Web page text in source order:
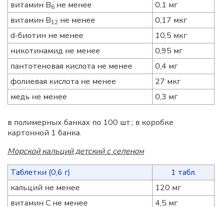
витамин B6не менее
0,1 мг
витамин B12 не менее
0,17 мкг
d-биотин не менее
10,5 мкг
никотинамид не менее
0,95 мг
пантотеновая кислота не менее
0,4 мг
фолиевая кислота не менее
27 мкг
медь не менее
0,3 мг
в полимерных банках по 100 шт.; в коробке
картонной 1 банка.
Морской кальций детский с селеном
Таблетки (0,6 г)
1 табл.
кальций не менее
120 мг
витамин С не менее
4,5 мг